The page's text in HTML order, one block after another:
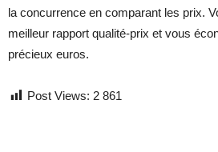
la concurrence en comparant les prix.
meilleur rapport qualité-prix et vous
précieux euros.
Post Views: 2 861